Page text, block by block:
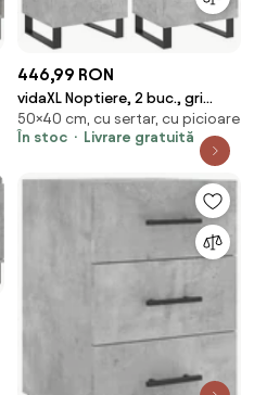
446,99 RON
vidaXL Noptiere, 2 buc., gri
beton, 40x35x50 cm, lemn
compozit
50×40 cm, cu sertar, cu picioare
În stoc
Livrare gratuită